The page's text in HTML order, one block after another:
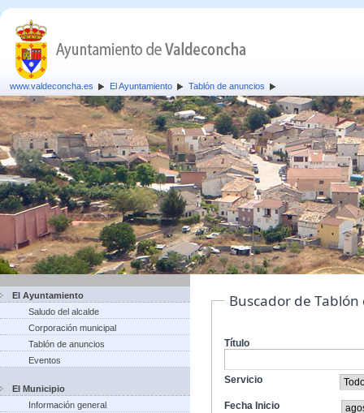
www.valdeconcha.es El Ayuntamiento Tablón de anuncios
El Ayuntamiento
Saludo del alcalde
Corporación municipal
Tablón de anuncios
Eventos
El Municipio
Información general
Buscador de
Título
Servicio
Fecha Inicio